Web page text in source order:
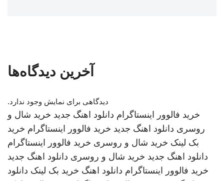
آخرین دیدگاه‌ها
دیدگاهی برای نمایش وجود ندارد.
خرید فالوور اینستاگرام دانلود اهنگ جدید خرید شال و
روسری دانلود اهنگ جدید خرید فالوور اینستاگرام خرید
بک لینک خرید شال و روسری خرید فالوور اینستاگرام
دانلود اهنگ جدید خرید شال و روسری دانلود اهنگ جدید
خرید فالوور اینستاگرام دانلود اهنگ خرید بک لینک دانلود